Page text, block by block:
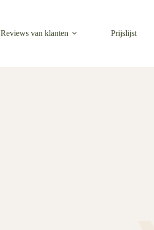
Reviews van klanten Prijslijst